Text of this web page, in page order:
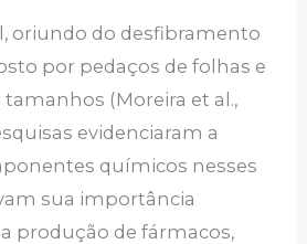
oriundo do desfibramento
por pedaços de folhas e
tamanhos (Moreira et al.,
evidenciaram a
químicos nesses
sua importância
produção de fármacos,